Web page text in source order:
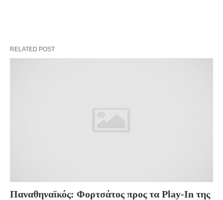
RELATED POST
Παναθηναϊκός: Φορτσάτος προς τα Play-In της